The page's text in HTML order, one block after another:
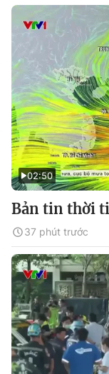
02:50
Bản tin thời
37 phút trước